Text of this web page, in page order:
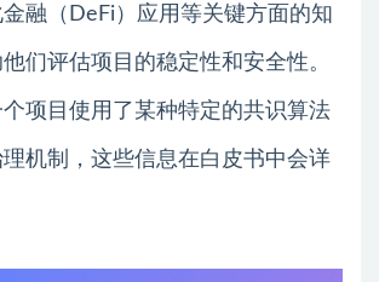
融（DeFi）应用等关键方面的知
们评估项目的稳定性和安全性。
项目使用了某种特定的共识算法
机制，这些信息在白皮书中会详